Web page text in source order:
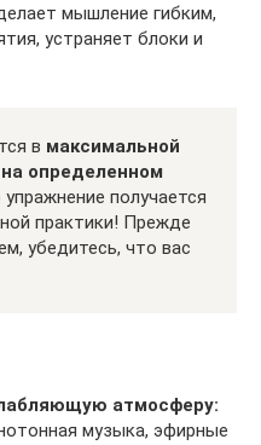
мышление гибким,
устраняет блоки и
в максимальной
определенном
получается
практики! Прежде
убедитесь, что вас
атмосферу:
музыка, эфирные